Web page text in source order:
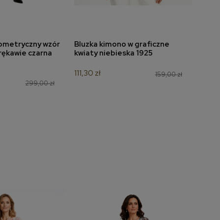
koszyka
wzór
czarna
299,00 zł
dodaj do koszyka
Bluzka kimono w graficzne
kwiaty niebieska 1925
159,00 zł
111,30 zł